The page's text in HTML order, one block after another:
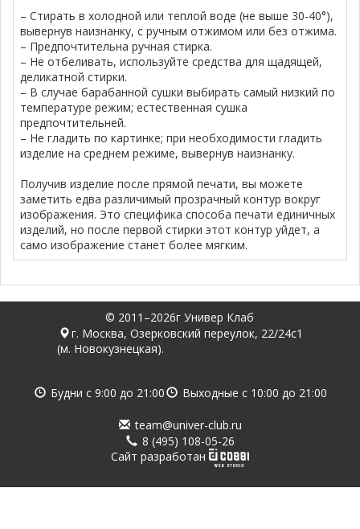
– Стирать в холодной или теплой воде (не выше 30-40°),
вывернув наизнанку, с ручным отжимом или без отжима.
– Предпочтительна ручная стирка.
– Не отбеливать, используйте средства для щадящей,
деликатной стирки.
– В случае барабанной сушки выбирать самый низкий по
температуре режим; естественная сушка
предпочтительней.
– Не гладить по картинке; при необходимости гладить
изделие на среднем режиме, вывернув наизнанку.
Получив изделие после прямой печати, вы можете
заметить едва различимый прозрачный контур вокруг
изображения. Это специфика способа печати единичных
изделий, но после первой стирки этот контур уйдет, а
само изображение станет более мягким.
© 2011–2026г Универ Клаб
г. Москва, Озерковский переулок, 22/24с1
(м. Новокузнецкая).
Будни с 9:00 до 21:00 Выходные с 10:00 до 21:00
team@univer-club.ru
8 (495) 108-05-26
Cайт разработан